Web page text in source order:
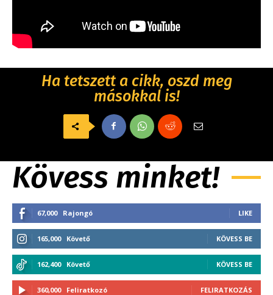
Ha tetszett a cikk, oszd meg
másokkal is!
Kövess minket!
67,000 Rajongó LIKE
165,000 Követő KÖVESS BE
162,400 Követő KÖVESS BE
360,000 Feliratkozó FELIRATKOZÁS